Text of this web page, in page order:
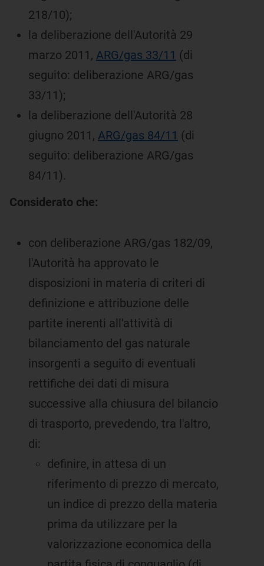
218/10);
la deliberazione dell'Autorità 29
marzo 2011, ARG/gas 33/11 (di
seguito: deliberazione ARG/gas
33/11);
la deliberazione dell'Autorità 28
giugno 2011, ARG/gas 84/11 (di
seguito: deliberazione ARG/gas
84/11).
Considerato che:
con deliberazione ARG/gas 182/09,
l'Autorità ha approvato le
disposizioni in materia di criteri di
definizione e attribuzione delle
partite inerenti all'attività di
bilanciamento del gas naturale
insorgenti a seguito di eventuali
rettifiche dei dati di misura
successive alla chiusura del bilancio
di trasporto, prevedendo, tra l'altro,
di:
definire, in attesa di un
riferimento di prezzo di mercato,
un indice di prezzo della materia
prima da utilizzare per la
valorizzazione economica della